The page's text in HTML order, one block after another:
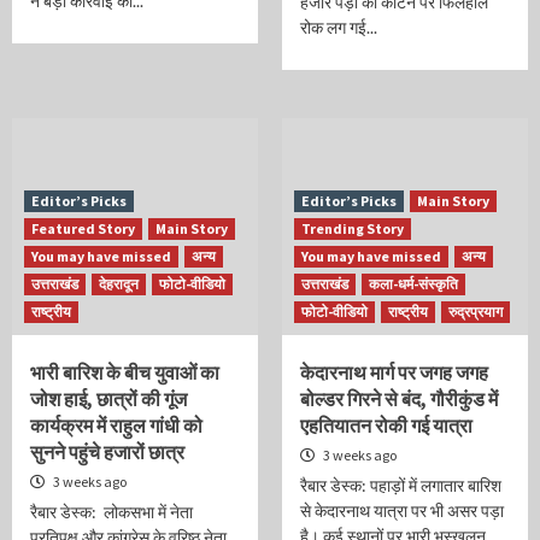
रोक लग गई...
Editor’s Picks
Featured Story
Main Story
You may have missed
अन्य
उत्तराखंड
देहरादून
फोटो-वीडियो
राष्ट्रीय
भारी बारिश के बीच युवाओं का
जोश हाई, छात्रों की गूंज
कार्यक्रम में राहुल गांधी को
सुनने पहुंचे हजारों छात्र
3 weeks ago
रैबार डेस्क: लोकसभा में नेता
Editor’s Picks
Main Story
Trending Story
You may have missed
अन्य
उत्तराखंड
कला-धर्म-संस्कृति
फोटो-वीडियो
राष्ट्रीय रुद्रप्रयाग
केदारनाथ मार्ग पर जगह जगह
बोल्डर गिरने से बंद, गौरीकुंड में
एहतियातन रोकी गई यात्रा
3 weeks ago
रैबार डेस्क: पहाड़ों में लगातार बारिश
से केदारनाथ यात्रा पर भी असर पड़ा
है। कई स्थानों पर भारी भूस्खलन